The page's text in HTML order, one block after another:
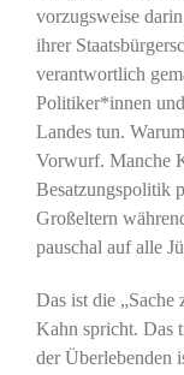
vorzugsweise
ihrer
verantwortlich
Politiker*innen
Landes tun.
Vorwurf. Manche
Besatzungspolitik
Großeltern
pauschal auf alle
Das ist die „Sache
Kahn spricht. Das
der Überlebenden